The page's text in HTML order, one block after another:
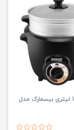
پلوپز زودپز 1 لیتری بیسمارک مدل